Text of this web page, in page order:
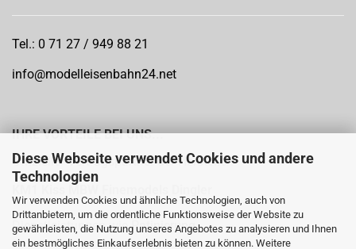
Diese Webseite verwendet Cookies und andere
Technologien
Wir verwenden Cookies und ähnliche Technologien, auch von
Drittanbietern, um die ordentliche Funktionsweise der Website zu
gewährleisten, die Nutzung unseres Angebotes zu analysieren und Ihnen
ein bestmögliches Einkaufserlebnis bieten zu können. Weitere
Tel.: 0 71 27 / 949 88 21
info@modelleisenbahn24.net
IHRE VORTEILE BEI UNS...
Offizieller Vertragspartner der Hersteller:
Kiss MBW Finemodels Dingler
Dienstleistungen wiePatinierung